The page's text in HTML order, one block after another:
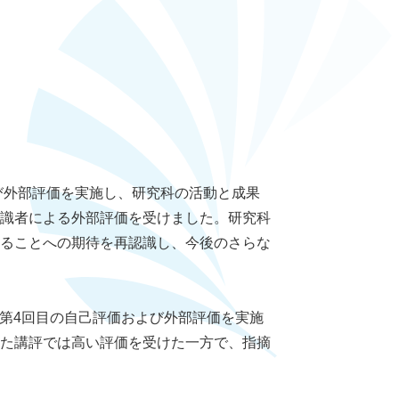
部評価を実施し、研究科の活動と成果
者による外部評価を受けました。研究科
ことへの期待を再認識し、今後のさらな
4回目の自己評価および外部評価を実施
講評では高い評価を受けた一方で、指摘